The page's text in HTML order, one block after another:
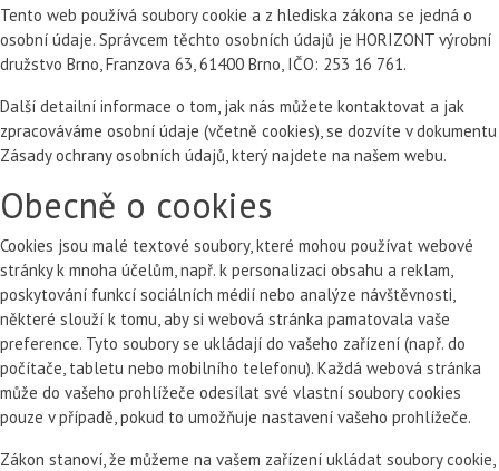
Tento web používá soubory cookie a z hlediska zákona se jedná o
osobní údaje. Správcem těchto osobních údajů je HORIZONT výrobní
družstvo Brno, Franzova 63, 61400 Brno, IČO: 253 16 761.
Další detailní informace o tom, jak nás můžete kontaktovat a jak
zpracováváme osobní údaje (včetně cookies), se dozvíte v dokumentu
Zásady ochrany osobních údajů, který najdete na našem webu.
Obecně o cookies
Cookies jsou malé textové soubory, které mohou používat webové
stránky k mnoha účelům, např. k personalizaci obsahu a reklam,
poskytování funkcí sociálních médií nebo analýze návštěvnosti,
některé slouží k tomu, aby si webová stránka pamatovala vaše
preference. Tyto soubory se ukládají do vašeho zařízení (např. do
počítače, tabletu nebo mobilního telefonu). Každá webová stránka
může do vašeho prohlížeče odesílat své vlastní soubory cookies
pouze v případě, pokud to umožňuje nastavení vašeho prohlížeče.
Zákon stanoví, že můžeme na vašem zařízení ukládat soubory cookie,